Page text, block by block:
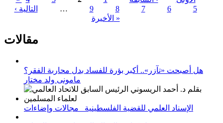
الصفحات
5
6
7
8
9
…
التالية ›
الأخيرة »
مقالات
هل أصبحت «تآزر».. أكبر بؤرة للفساد بدل محاربة الفقر؟
مامونى ولد مختار
الإسناد العلمي للقضية الفلسطينية_ مجالات وإضاءات